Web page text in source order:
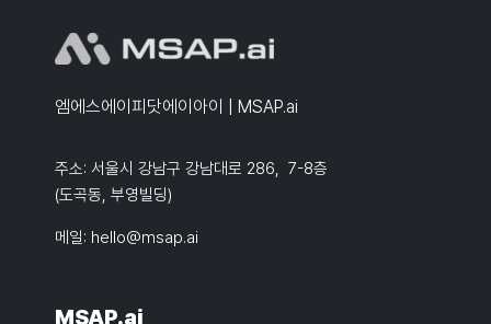
엠에스에이피닷에이아이 | MSAP.ai
주소: 서울시 강남구 강남대로 286, 7-8층
(도곡동, 부영빌딩)
메일: hello@msap.ai
MSAP.ai